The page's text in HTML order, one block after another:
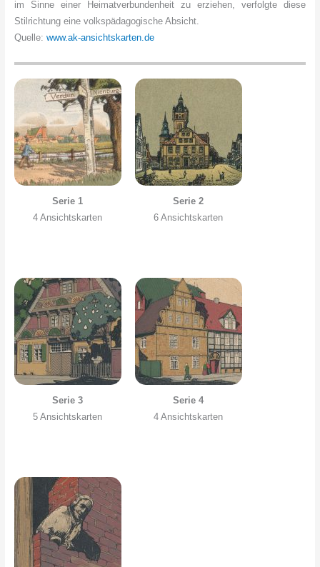
im Sinne einer Heimatverbundenheit zu erziehen, verfolgte diese
Stilrichtung eine volkspädagogische Absicht.
Quelle: www.ak-ansichtskarten.de
Serie 1
4 Ansichtskarten
Serie 2
6 Ansichtskarten
Serie 3
5 Ansichtskarten
Serie 4
4 Ansichtskarten